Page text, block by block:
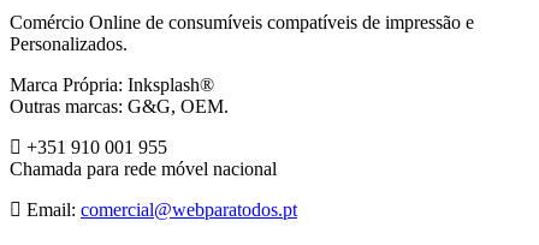
Comércio Online de consumíveis compatíveis de impressão e
Personalizados.
Marca Própria: Inksplash®
Outras marcas: G&G, OEM.
+351 910 001 955
Chamada para rede móvel nacional
Email: comercial@webparatodos.pt